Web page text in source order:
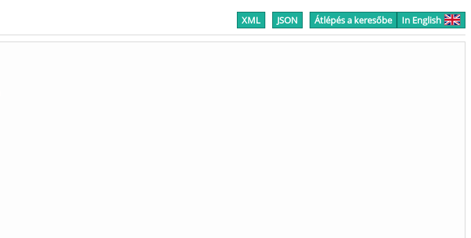
XML JSON Átlépés a keresőbe In English